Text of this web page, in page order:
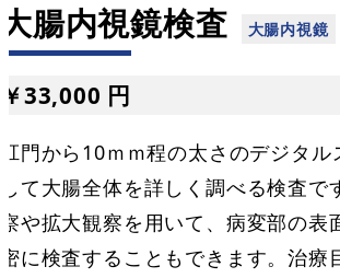
大腸内視鏡検査
￥33,000 円
肛門から10ｍｍ程の太さのデジタル
して大腸全体を詳しく調べる検査
察や拡大観察を用いて、病変部の表
密に検査することもできます。治療